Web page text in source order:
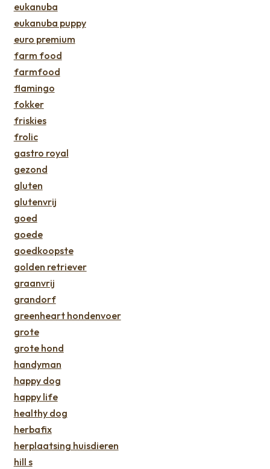
eukanuba
eukanuba puppy
euro premium
farm food
farmfood
flamingo
fokker
friskies
frolic
gastro royal
gezond
gluten
glutenvrij
goed
goede
goedkoopste
golden retriever
graanvrij
grandorf
greenheart hondenvoer
grote
grote hond
handyman
happy dog
happy life
healthy dog
herbafix
herplaatsing huisdieren
hill s